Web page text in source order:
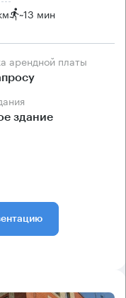
~13 мин
арендной платы
здание